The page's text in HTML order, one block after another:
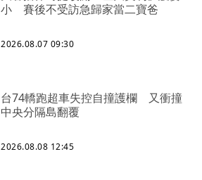
小 賽後不受訪急歸家當二寶爸
2026.08.07 09:30
台74轎跑超車失控自撞護欄 又衝撞
中央分隔島翻覆
2026.08.08 12:45